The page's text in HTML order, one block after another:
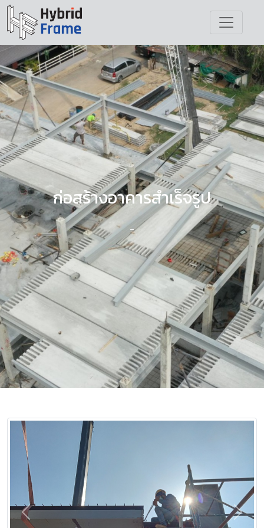
ก่อสร้างอาคารสำเร็จรูป
-
Previous Next